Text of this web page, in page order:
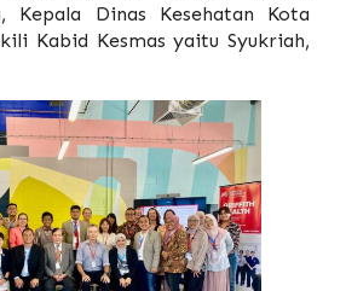
Kepala Dinas Kesehatan Kota
Kabid Kesmas yaitu Syukriah,